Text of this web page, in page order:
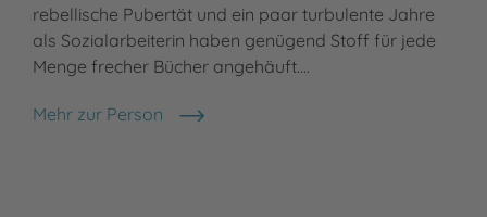
rebellische Pubertät und ein paar turbulente Jahre
als Sozialarbeiterin haben genügend Stoff für jede
Menge frecher Bücher angehäuft.…
Mehr zur Person
Sabine Both